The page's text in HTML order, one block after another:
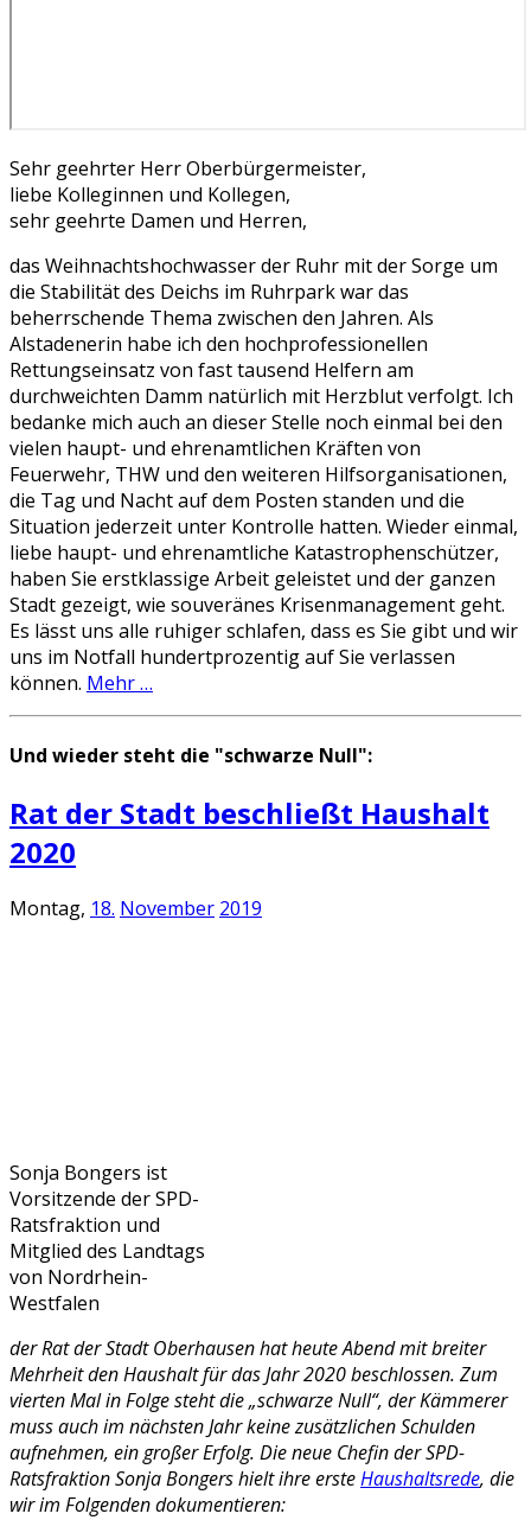
Sehr geehrter Herr Oberbürgermeister,
liebe Kolleginnen und Kollegen,
sehr geehrte Damen und Herren,
das Weihnachtshochwasser der Ruhr mit der Sorge um
die Stabilität des Deichs im Ruhrpark war das
beherrschende Thema zwischen den Jahren. Als
Alstadenerin habe ich den hochprofessionellen
Rettungseinsatz von fast tausend Helfern am
durchweichten Damm natürlich mit Herzblut verfolgt. Ich
bedanke mich auch an dieser Stelle noch einmal bei den
vielen haupt- und ehrenamtlichen Kräften von
Feuerwehr, THW und den weiteren Hilfsorganisationen,
die Tag und Nacht auf dem Posten standen und die
Situation jederzeit unter Kontrolle hatten. Wieder einmal,
liebe haupt- und ehrenamtliche Katastrophenschützer,
haben Sie erstklassige Arbeit geleistet und der ganzen
Stadt gezeigt, wie souveränes Krisenmanagement geht.
Es lässt uns alle ruhiger schlafen, dass es Sie gibt und wir
uns im Notfall hundertprozentig auf Sie verlassen
können. Mehr …
Und wieder steht die "schwarze Null":
Rat der Stadt beschließt Haushalt
2020
Montag, 18. November 2019
Sonja Bongers ist
Vorsitzende der SPD-
Ratsfraktion und
Mitglied des Landtags
von Nordrhein-
Westfalen
der Rat der Stadt Oberhausen hat heute Abend mit breiter
Mehrheit den Haushalt für das Jahr 2020 beschlossen. Zum
vierten Mal in Folge steht die „schwarze Null“, der Kämmerer
muss auch im nächsten Jahr keine zusätzlichen Schulden
aufnehmen, ein großer Erfolg. Die neue Chefin der SPD-
Ratsfraktion Sonja Bongers hielt ihre ersteHaushaltsrede, die
wir im Folgenden dokumentieren: